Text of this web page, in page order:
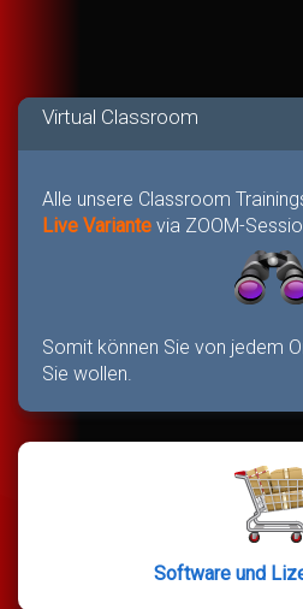
Virtual Classroom
Alle unsere Classroom
Live Variante via ZOOM-
Somit können Sie von jedem
Sie wollen.
Software und